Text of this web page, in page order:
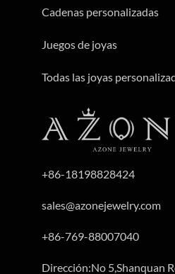
+86-18198828424
sales@azonejewelry.com
+86-769-88007040
Dirección:No 5,Shanquan
Cadenas personalizadas
Juegos de joyas
Todas las joyas